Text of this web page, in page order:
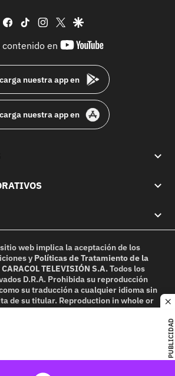
PUBLICIDAD
facebook
tiktok instagram
twittergoogle
contenido en
youtube-
nuestra app en
nuestra app en
web implica la aceptación de los
y Políticas de Tratamiento de la
CARACOL TELEVISIÓN S.A.Todos los
D.R.A. Prohibida su reproducción
su traducción a cualquier idioma sin
de su titular. Reproduction in whole or